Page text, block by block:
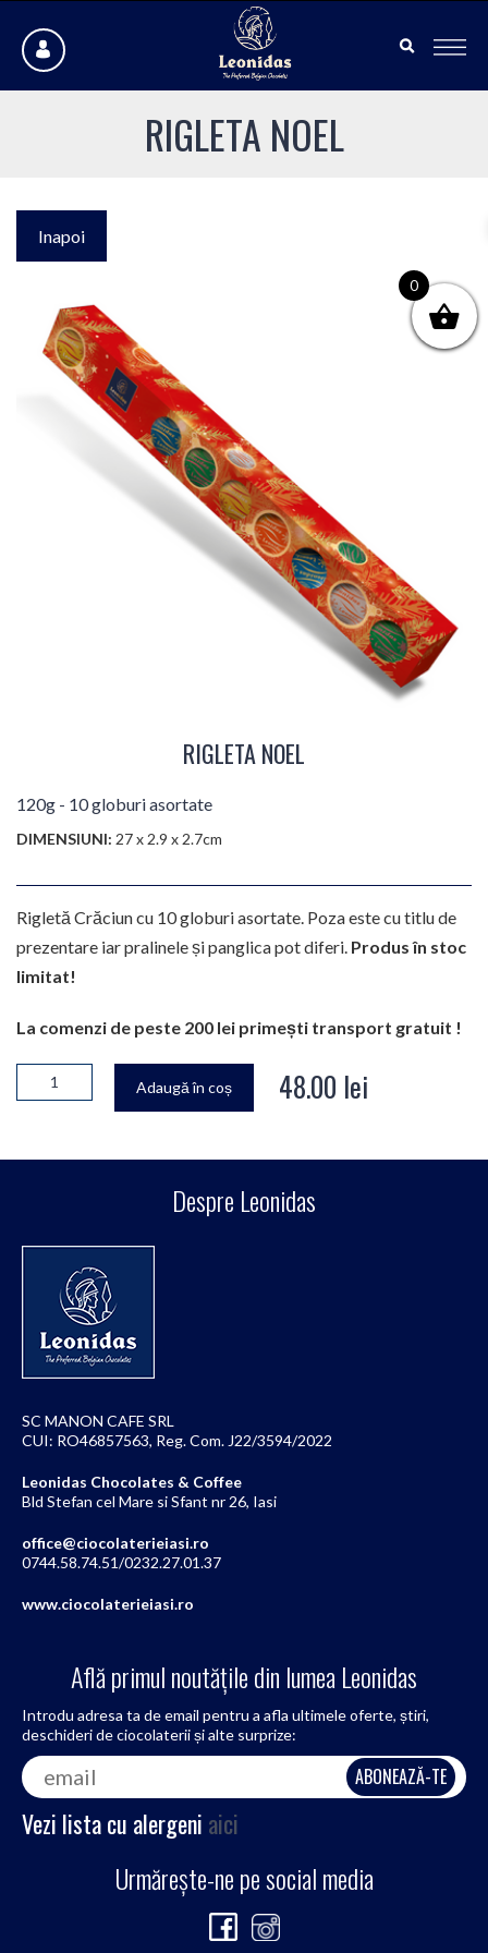
RIGLETA NOEL
Inapoi
RIGLETA NOEL
120g - 10 globuri asortate
DIMENSIUNI: 27 x 2.9 x 2.7cm
Rigletă Crăciun cu 10 globuri asortate. Poza este cu titlu de
prezentare iar pralinele și panglica pot diferi. Produs în stoc
limitat!
La comenzi de peste 200 lei primești transport gratuit !
Adaugă în coș 48.00 lei
Despre Leonidas
SC MANON CAFE SRL
CUI: RO46857563, Reg. Com. J22/3594/2022
Leonidas Chocolates & Coffee
Bld Stefan cel Mare si Sfant nr 26, Iasi
office@ciocolaterieiasi.ro
0744.58.74.51/0232.27.01.37
www.ciocolaterieiasi.ro
Află primul noutățile din lumea Leonidas
Introdu adresa ta de email pentru a afla ultimele oferte, știri,
deschideri de ciocolaterii și alte surprize:
Vezi lista cu alergeni aici
Urmărește-ne pe social media
0